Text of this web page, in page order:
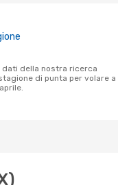
di punta per volare a